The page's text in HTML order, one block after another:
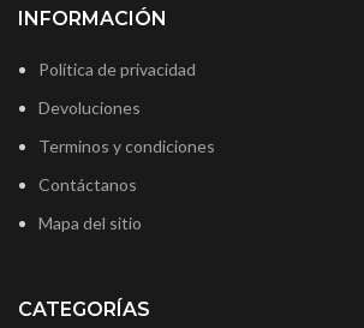
INFORMACIÓN
Política de privacidad
Devoluciones
Terminos y condiciones
Contáctanos
Mapa del sitio
CATEGORÍAS